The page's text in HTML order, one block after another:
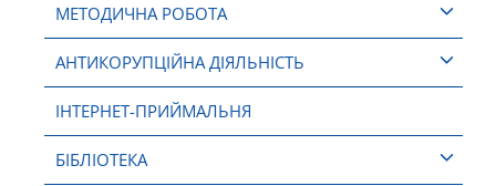
МЕТОДИЧНА РОБОТА
АНТИКОРУПЦІЙНА ДІЯЛЬНІСТЬ
ІНТЕРНЕТ-ПРИЙМАЛЬНЯ
БІБЛІОТЕКА